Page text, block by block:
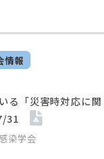
情報
染学会
る「災害時対応に関
31